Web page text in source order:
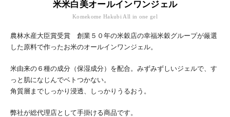
米米白美オールインワンジェル
Komekome Hakubi All in one gel
農林水産大臣賞受賞 創業５０年の米穀店の幸福米穀グループが厳選
した原料で作ったお米のオールインワンジェル。
米由来の６種の成分（保湿成分）を配合。みずみずしいジェルで、す
っと肌になじんでベトつかない。
角質層までしっかり浸透、しっかりうるおう。
弊社が総代理店として手掛ける商品です。